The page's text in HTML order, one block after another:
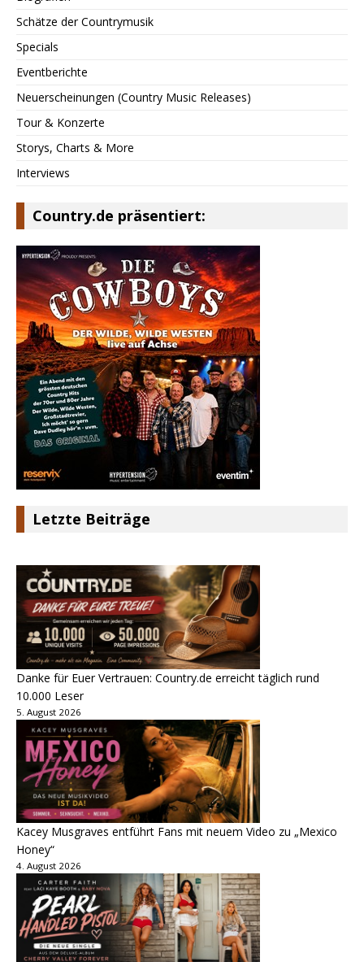
Schätze der Countrymusik
Specials
Eventberichte
Neuerscheinungen (Country Music Releases)
Tour & Konzerte
Storys, Charts & More
Interviews
Country.de präsentiert:
Letzte Beiträge
Danke für Euer Vertrauen: Country.de erreicht täglich rund
10.000 Leser
5. August 2026
Kacey Musgraves entführt Fans mit neuem Video zu „Mexico
Honey“
4. August 2026